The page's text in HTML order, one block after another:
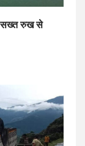
सख्त रुख से